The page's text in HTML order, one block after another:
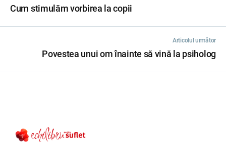
Cum stimulăm vorbirea la copii
Articolul următor
Povestea unui om înainte să vină la psiholog